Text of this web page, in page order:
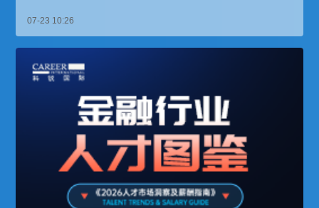
07-23 10:26